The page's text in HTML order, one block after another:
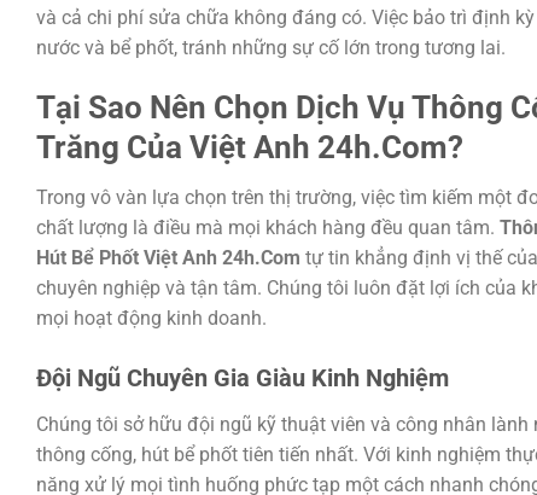
và cả chi phí sửa chữa không đáng có. Việc bảo trì định
nước và bể phốt, tránh những sự cố lớn trong tương lai.
Tại Sao Nên Chọn Dịch Vụ Thông
Trăng Của Việt Anh 24h.Com?
Trong vô vàn lựa chọn trên thị trường, việc tìm kiếm một
chất lượng là điều mà mọi khách hàng đều quan tâm.
Hút Bể Phốt Việt Anh 24h.Com tự tin khẳng định vị thế
chuyên nghiệp và tận tâm. Chúng tôi luôn đặt lợi ích của
mọi hoạt động kinh doanh.
Đội Ngũ Chuyên Gia Giàu Kinh Nghiệm
Chúng tôi sở hữu đội ngũ kỹ thuật viên và công nhân
thông cống, hút bể phốt tiên tiến nhất. Với kinh nghiệm
năng xử lý mọi tình huống phức tạp một cách nhanh